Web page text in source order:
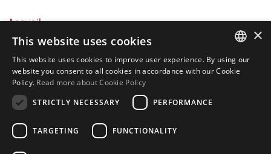
Accueil
Recherche de propriété
Veuillez nous évaluer
politique de confidentialité
Politique relative aux cookies
ENGLISH
×
This website uses cookies
This website uses cookies to improve user experience. By using our
website you consent to all cookies in accordance with our Cookie
Policy. Read more about Cookie Policy
STRICTLY NECESSARY
PERFORMANCE
TARGETING FUNCTIONALITY